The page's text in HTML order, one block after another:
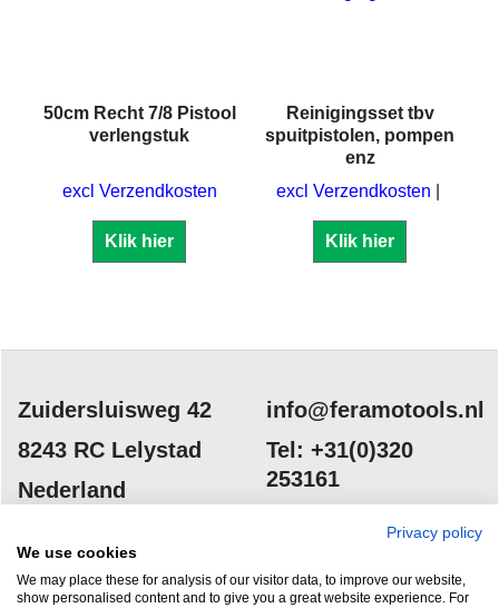
50cm Recht 7/8 Pistool
verlengstuk
excl Verzendkosten
Klik hier
Reinigingsset tbv
spuitpistolen, pompen
enz
excl Verzendkosten
Klik hier
Zuidersluisweg 42
8243 RC Lelystad
Nederland
info@feramotools.nl
Tel: +31(0)320
253161
Privacy policy
We use cookies
We may place these for analysis of our visitor data, to improve our website,
show personalised content and to give you a great website experience. For